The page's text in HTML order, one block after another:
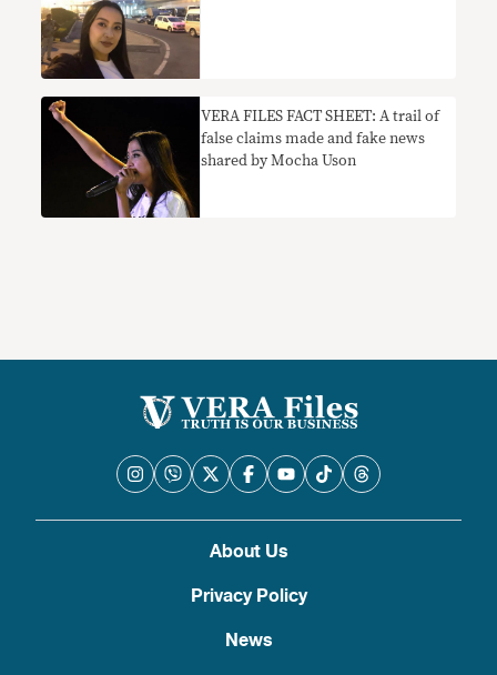
VERA FILES FACT SHEET: A trail of
false claims made and fake news
shared by Mocha Uson
About Us
Privacy Policy
News